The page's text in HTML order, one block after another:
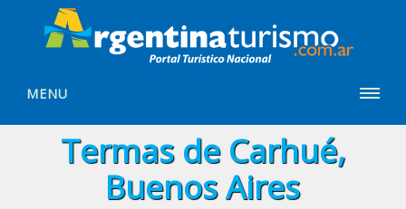
MENU
Termas de Carhué,
Buenos Aires